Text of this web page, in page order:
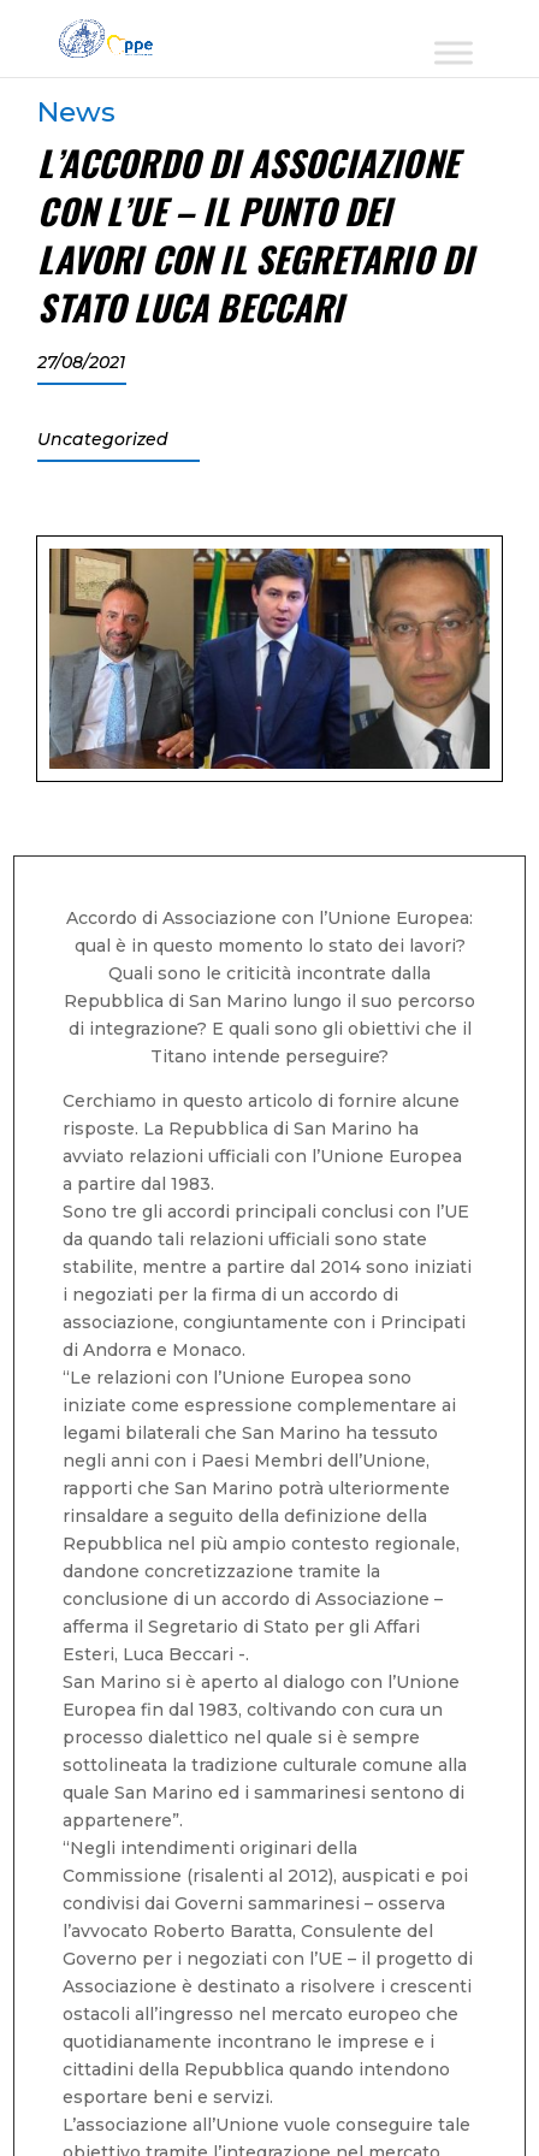
News
L’ACCORDO DI ASSOCIAZIONE
CON L’UE – IL PUNTO DEI
LAVORI CON IL SEGRETARIO DI
STATO LUCA BECCARI
27/08/2021
Uncategorized
Accordo di Associazione con l’Unione Europea:
qual è in questo momento lo stato dei lavori?
Quali sono le criticità incontrate dalla
Repubblica di San Marino lungo il suo percorso
di integrazione? E quali sono gli obiettivi che il
Titano intende perseguire?
Cerchiamo in questo articolo di fornire alcune
risposte. La Repubblica di San Marino ha
avviato relazioni ufficiali con l’Unione Europea
a partire dal 1983.
Sono tre gli accordi principali conclusi con l’UE
da quando tali relazioni ufficiali sono state
stabilite, mentre a partire dal 2014 sono iniziati
i negoziati per la firma di un accordo di
associazione, congiuntamente con i Principati
di Andorra e Monaco.
“Le relazioni con l’Unione Europea sono
iniziate come espressione complementare ai
legami bilaterali che San Marino ha tessuto
negli anni con i Paesi Membri dell’Unione,
rapporti che San Marino potrà ulteriormente
rinsaldare a seguito della definizione della
Repubblica nel più ampio contesto regionale,
dandone concretizzazione tramite la
conclusione di un accordo di Associazione –
afferma il Segretario di Stato per gli Affari
Esteri, Luca Beccari -.
San Marino si è aperto al dialogo con l’Unione
Europea fin dal 1983, coltivando con cura un
processo dialettico nel quale si è sempre
sottolineata la tradizione culturale comune alla
quale San Marino ed i sammarinesi sentono di
appartenere”.
“Negli intendimenti originari della
Commissione (risalenti al 2012), auspicati e poi
condivisi dai Governi sammarinesi – osserva
l’avvocato Roberto Baratta, Consulente del
Governo per i negoziati con l’UE – il progetto di
Associazione è destinato a risolvere i crescenti
ostacoli all’ingresso nel mercato europeo che
quotidianamente incontrano le imprese e i
cittadini della Repubblica quando intendono
esportare beni e servizi.
L’associazione all’Unione vuole conseguire tale